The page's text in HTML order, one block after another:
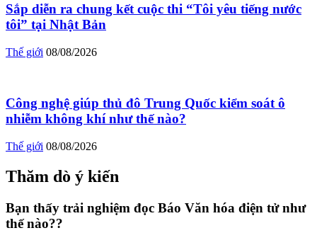
Sắp diễn ra chung kết cuộc thi “Tôi yêu tiếng nước
tôi” tại Nhật Bản
Thế giới 08/08/2026
Công nghệ giúp thủ đô Trung Quốc kiểm soát ô
nhiễm không khí như thế nào?
Thế giới 08/08/2026
Thăm dò ý kiến
Bạn thấy trải nghiệm đọc Báo Văn hóa điện tử như
thế nào??